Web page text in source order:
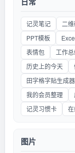
记灵笔记 二
PPT模板
表情包
工作
历史上的今天
田字格字贴生成器
我的会员整理
记灵习惯卡
图片